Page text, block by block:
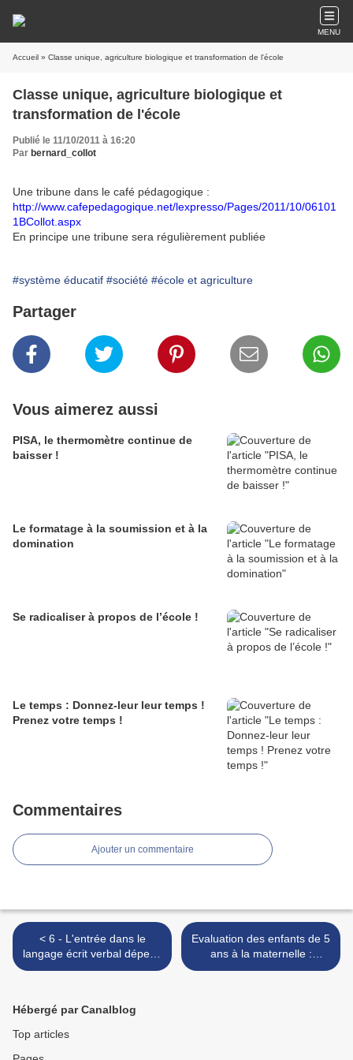
MENU
Accueil » Classe unique, agriculture biologique et transformation de l'école
Classe unique, agriculture biologique et
transformation de l'école
Publié le 11/10/2011 à 16:20
Par bernard_collot
Une tribune dans le café pédagogique :
http://www.cafepedagogique.net/lexpresso/Pages/2011/10/06101
1BCollot.aspx
En principe une tribune sera régulièrement publiée
#système éducatif #société #école et agriculture
Partager
Vous aimerez aussi
PISA, le thermomètre continue de
baisser !
Le formatage à la soumission et à la
domination
Se radicaliser à propos de l’école !
Le temps : Donnez-leur leur temps !
Prenez votre temps !
Commentaires
Ajouter un commentaire
< 6 - L'entrée dans le
langage écrit verbal dépend
de facteurs qui ne sont pas
Evaluation des enfants de 5
ans à la maternelle :
crétinisme ! >
Hébergé par Canalblog
Top articles